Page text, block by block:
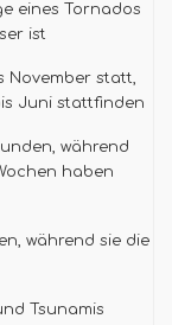
eines Tornados
ist
November statt,
Juni stattfinden
während
haben
während sie die
Tsunamis